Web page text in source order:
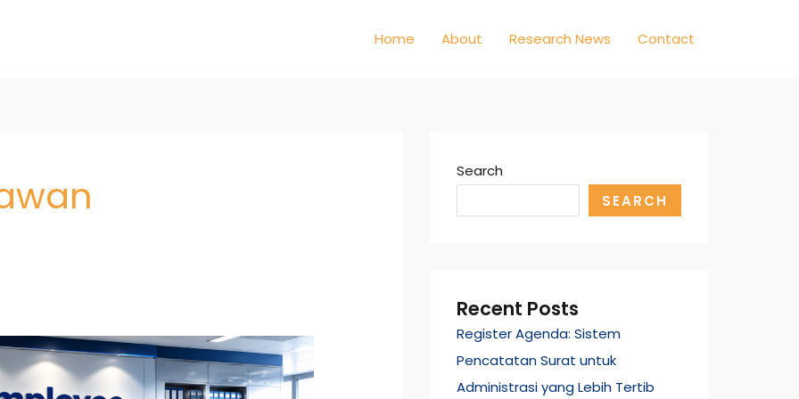
Home About Research News Contact
Search
SEARCH
Recent Posts
Register Agenda: Sistem
Pencatatan Surat untuk
Administrasi yang Lebih Tertib